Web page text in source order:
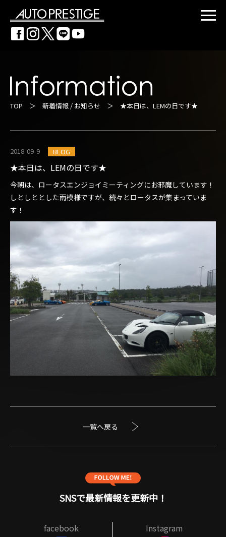
TOP ＞ 新着情報 / お知らせ ＞ ★本日は、LEMの日です★
2018-09-9 BLOG
★本日は、LEMの日です★
今朝は、ロータスエンジョイミーティングにお邪魔しています！
しとしととした雨模様ですが、続々とロータスが集まっていま
す！
一覧へ戻る
SNSで最新情報を更新中！
facebook Instagram